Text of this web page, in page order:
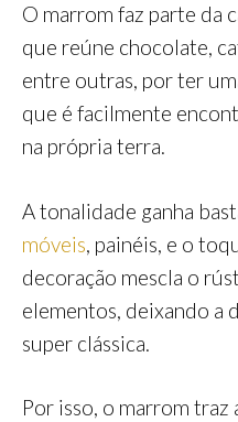
O marrom faz parte da
que reúne chocolate,
entre outras, por ter
que é facilmente
na própria terra.
A tonalidade ganha
móveis, painéis, e o
decoração mescla o
elementos, deixando a
super clássica.
Por isso, o marrom